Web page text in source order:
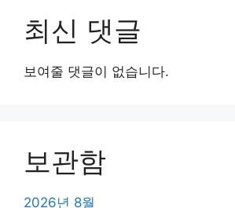
최신 댓글
보여줄 댓글이 없습니다.
보관함
2026년 8월